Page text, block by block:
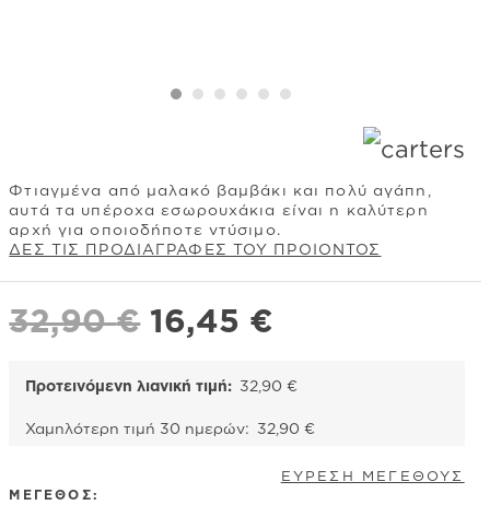
Φτιαγμένα από μαλακό βαμβάκι και πολύ αγάπη,
αυτά τα υπέροχα εσωρουχάκια είναι η καλύτερη
αρχή για οποιοδήποτε ντύσιμο.
ΔΕΣ ΤΙΣ ΠΡΟΔΙΑΓΡΑΦΕΣ ΤΟΥ ΠΡΟΙΟΝΤΟΣ
32,90€ Original
was:
32,90 €.
16,45 €
τιμή
είναι:
Προτεινόμενη λιανική τιμή: 32,90€
Χαμηλότερη τιμή 30 ημερών: 32,90€
ΜΕΓΕΘΟΣ:
ΕΥΡΕΣΗ ΜΕΓΕΘΟΥΣ